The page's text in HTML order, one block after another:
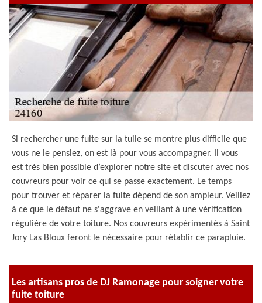
Si rechercher une fuite sur la tuile se montre plus difficile que
vous ne le pensiez, on est là pour vous accompagner. Il vous
est très bien possible d’explorer notre site et discuter avec nos
couvreurs pour voir ce qui se passe exactement. Le temps
pour trouver et réparer la fuite dépend de son ampleur. Veillez
à ce que le défaut ne s'aggrave en veillant à une vérification
régulière de votre toiture. Nos couvreurs expérimentés à Saint
Jory Las Bloux feront le nécessaire pour rétablir ce parapluie.
Les artisans pros de DJ Ramonage pour soigner votre
fuite toiture